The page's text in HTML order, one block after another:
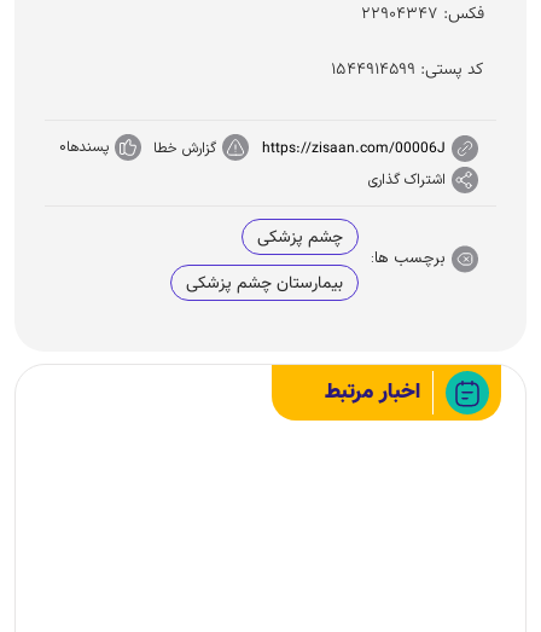
فکس: ۲۲۹۰۴۳۴۷
کد پستی: ۱۵۴۴۹۱۴۵۹۹
https://zisaan.com/00006J گزارش خطا پسندها0
اشتراک گذاری
برچسب ها:
چشم پزشکی
بیمارستان چشم پزشکی
اخبار مرتبط